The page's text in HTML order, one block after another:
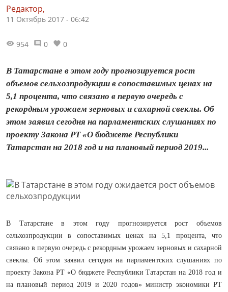
Редактор,
11 Октябрь 2017 - 06:42
954 0 0
В Татарстане в этом году прогнозируется рост
объемов сельхозпродукции в сопоставимых ценах на
5,1 процента, что связано в первую очередь с
рекордным урожаем зерновых и сахарной свеклы. Об
этом заявил сегодня на парламентских слушаниях по
проекту Закона РТ «О бюджете Республики
Татарстан на 2018 год и на плановый период 2019...
В Татарстане в этом году прогнозируется рост объемов
сельхозпродукции в сопоставимых ценах на 5,1 процента, что
связано в первую очередь с рекордным урожаем зерновых и сахарной
свеклы. Об этом заявил сегодня на парламентских слушаниях по
проекту Закона РТ «О бюджете Республики Татарстан на 2018 год и
на плановый период 2019 и 2020 годов» министр экономики РТ